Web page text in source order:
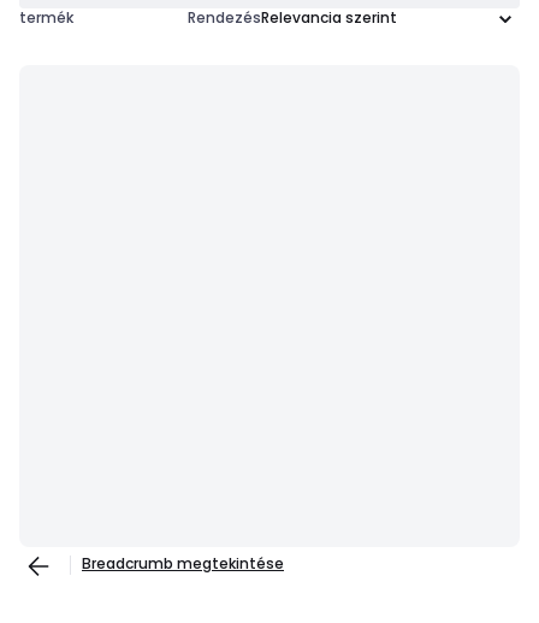
termék Rendezés
Breadcrumb megtekintése